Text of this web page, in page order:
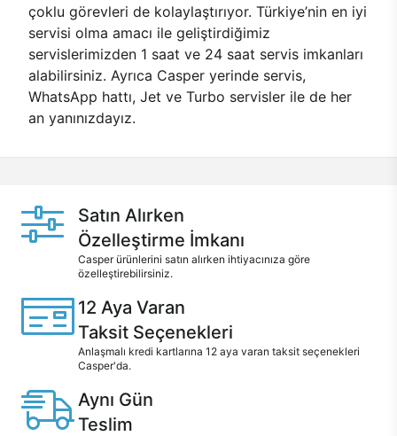
çoklu görevleri de kolaylaştırıyor. Türkiye’nin en iyi
servisi olma amacı ile geliştirdiğimiz
servislerimizden 1 saat ve 24 saat servis imkanları
alabilirsiniz. Ayrıca Casper yerinde servis,
WhatsApp hattı, Jet ve Turbo servisler ile de her
an yanınızdayız.
Satın Alırken
Özelleştirme İmkanı
Casper ürünlerini satın alırken ihtiyacınıza göre
özelleştirebilirsiniz.
12 Aya Varan
Taksit Seçenekleri
Anlaşmalı kredi kartlarına 12 aya varan taksit seçenekleri
Casper'da.
Aynı Gün
Teslim